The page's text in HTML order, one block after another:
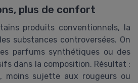
plus de confort
produits conventionnels, la
substances controversées. On
parfums synthétiques ou des
dans la composition. Résultat :
moins sujette aux rougeurs ou